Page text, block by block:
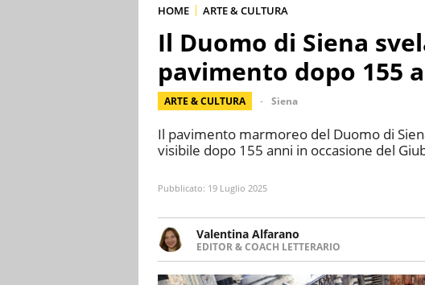
HOME ARTE & CULTURA
Il Duomo di Siena
pavimento dopo 155
ARTE & CULTURA Siena
Il pavimento marmoreo del Duomo di
visibile dopo 155 anni in occasione del
Pubblicato: 19 Luglio 2025
Valentina Alfarano
EDITOR & COACH LETTERARIO
Lavorare con le storie è la mia missione!
lavoro come editor di narrativa e coach